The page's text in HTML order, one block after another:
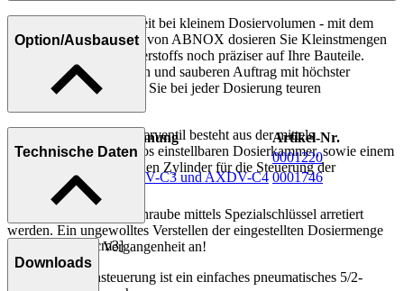
Höchste Prozesssicherheit bei kleinem Dosiervolumen - mit dem
Dosierventil AXDV-C2 von ABNOX dosieren Sie Kleinstmengen
Ihres komplexen Schmierstoffs noch präziser auf Ihre Bauteile.
Dank dem punktgenauen und sauberen Auftrag mit höchster
Wiederholbarkeit sparen Sie bei jeder Dosierung teuren
Das volumetrische Dosierventil besteht aus der mittels
Verstellschraube stufenlos einstellbaren Dosierkammer, sowie einem
integrierten pneumatischen Zylinder für die Steuerung der
Dosiernadel.
Neu kann die Verstellschraube mittels Spezialschlüssel arretiert
werden. Ein ungewolltes Verstellen der eingestellten Dosiermenge
gehört somit der Vergangenheit an!
Zur externen Ansteuerung ist ein einfaches pneumatisches 5/2-
Option/Ausbauset
Bezeichnung
Artikel-Nr.
Magnetfeld-Sensor
0001220
Dichtungssatz für AXDV-C3 und AXDV-C4 0001746
Technische Daten
Dosierbereich [cm3]
Downloads